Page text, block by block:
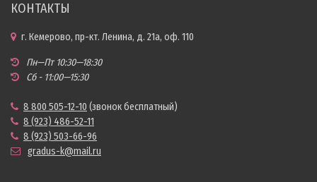
КОНТАКТЫ
г. Кемерово, пр-кт. Ленина, д. 21а, оф. 110
Пн—Пт 10:30—18:30
Сб - 11:00—15:30
8 800 505-12-10 (звонок бесплатный)
8 (923) 486-52-11
8 (923) 503-66-96
gradus-k@mail.ru